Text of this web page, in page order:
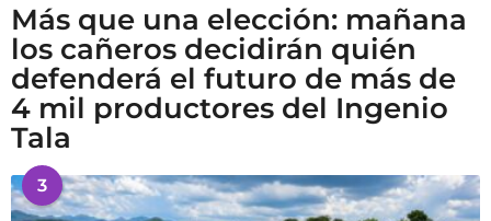
Más que una elección: mañana
los cañeros decidirán quién
defenderá el futuro de más de
4 mil productores del Ingenio
Tala
3